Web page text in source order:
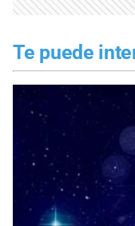
Te puede